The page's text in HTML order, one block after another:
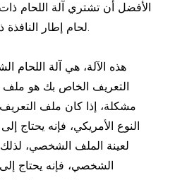
الأفضل أن تشتري آلة اللحام
لحام إطار النافذة ذات الهيكلين في وقت واحد.
التعريف الخاص بك هو ملف
مشكلة، إذا كان ملف
النوع الأمريكي، فإنه يحتاج
لعينة الملف الشخصي، لذلك
الشخصي، فإنه يحتاج